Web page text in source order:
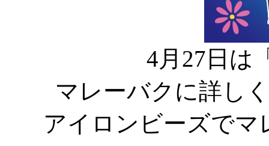
4月27日は
マレーバクに詳し
アイロンビーズで